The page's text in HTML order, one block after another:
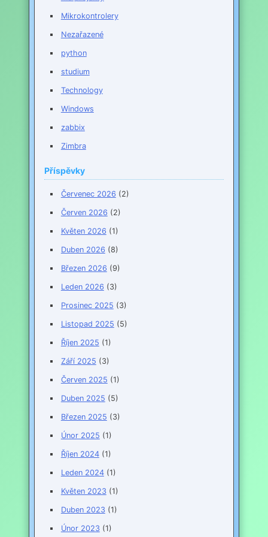
Mikrokontrolery
Nezařazené
python
studium
Technology
Windows
zabbix
Zimbra
Příspěvky
Červenec 2026 (2)
Červen 2026 (2)
Květen 2026 (1)
Duben 2026 (8)
Březen 2026 (9)
Leden 2026 (3)
Prosinec 2025 (3)
Listopad 2025 (5)
Říjen 2025 (1)
Září 2025 (3)
Červen 2025 (1)
Duben 2025 (5)
Březen 2025 (3)
Únor 2025 (1)
Říjen 2024(1)
Leden 2024(1)
Květen 2023(1)
Duben 2023(1)
Únor 2023(1)